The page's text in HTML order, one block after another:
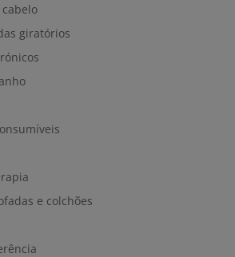
giratórios
e colchões